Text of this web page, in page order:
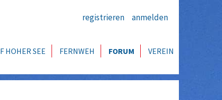
registrieren anmelden
HOHER SEE FERNWEH FORUM VEREIN